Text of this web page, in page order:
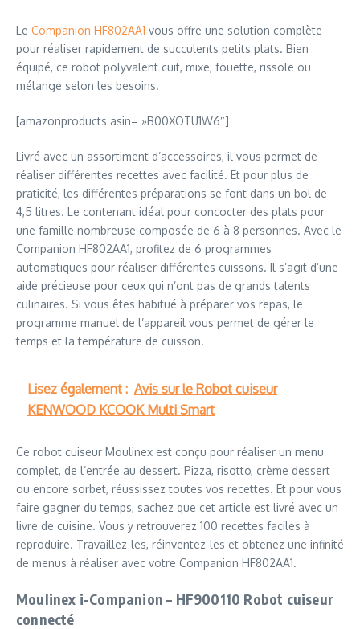
Le Companion HF802AA1 vous offre une solution complète
pour réaliser rapidement de succulents petits plats. Bien
équipé, ce robot polyvalent cuit, mixe, fouette, rissole ou
mélange selon les besoins.
[amazonproducts asin= »B00XOTU1W6″]
Livré avec un assortiment d’accessoires, il vous permet de
réaliser différentes recettes avec facilité. Et pour plus de
praticité, les différentes préparations se font dans un bol de
4,5 litres. Le contenant idéal pour concocter des plats pour
une famille nombreuse composée de 6 à 8 personnes. Avec le
Companion HF802AA1, profitez de 6 programmes
automatiques pour réaliser différentes cuissons. Il s’agit d’une
aide précieuse pour ceux qui n’ont pas de grands talents
culinaires. Si vous êtes habitué à préparer vos repas, le
programme manuel de l’appareil vous permet de gérer le
temps et la température de cuisson.
Lisez également : Avis sur le Robot cuiseur
KENWOOD KCOOK Multi Smart
Ce robot cuiseur Moulinex est conçu pour réaliser un menu
complet, de l’entrée au dessert. Pizza, risotto, crème dessert
ou encore sorbet, réussissez toutes vos recettes. Et pour vous
faire gagner du temps, sachez que cet article est livré avec un
livre de cuisine. Vous y retrouverez 100 recettes faciles à
reproduire. Travaillez-les, réinventez-les et obtenez une infinité
de menus à réaliser avec votre Companion HF802AA1.
Moulinex i-Companion – HF900110 Robot cuiseur
connecté